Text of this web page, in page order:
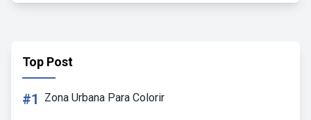
Top Post
#1 Zona Urbana Para Colorir